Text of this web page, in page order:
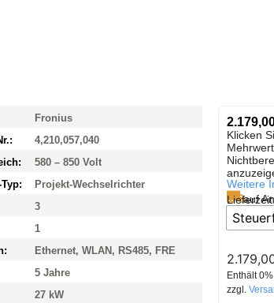
Fronius
4,210,057,040
580 – 850 Volt
Projekt-Wechselrichter
3
1
Ethernet, WLAN, RS485, FRE
5 Jahre
27 kW
Klicken
Weitere
auf
Enthält
zzgl.